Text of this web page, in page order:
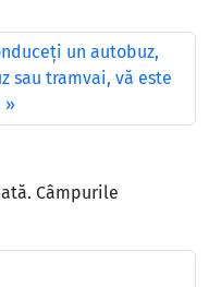
un autobuz,
sau tramvai, vă este
Câmpurile